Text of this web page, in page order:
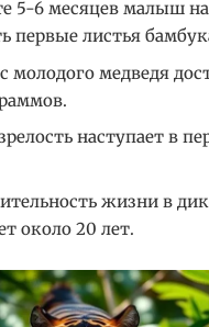
5-6 месяцев малыш
первые листья
молодого медведя
наступает в
жизни в
около 20 лет.